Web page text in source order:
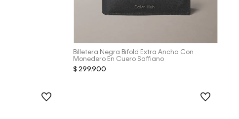
Billetera Negra Bifold Extra Ancha Con
Monedero En Cuero Saffiano
$ 299.900